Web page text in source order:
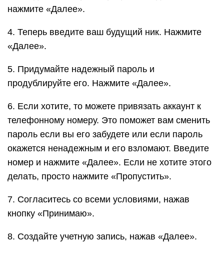
нажмите «Далее».
4. Теперь введите ваш будущий ник. Нажмите
«Далее».
5. Придумайте надежный пароль и
продублируйте его. Нажмите «Далее».
6. Если хотите, то можете привязать аккаунт к
телефонному номеру. Это поможет вам сменить
пароль если вы его забудете или если пароль
окажется ненадежным и его взломают. Введите
номер и нажмите «Далее». Если не хотите этого
делать, просто нажмите «Пропустить».
7. Согласитесь со всеми условиями, нажав
кнопку «Принимаю».
8. Создайте учетную запись, нажав «Далее».